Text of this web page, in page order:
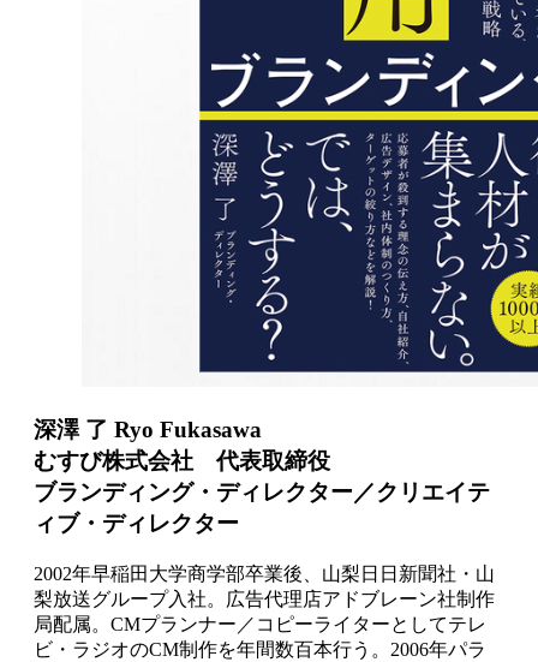
深澤 了 Ryo Fukasawa
むすび株式会社 代表取締役
ブランディング・ディレクター／クリエイテ
ィブ・ディレクター
2002年早稲田大学商学部卒業後、山梨日日新聞社・山
梨放送グループ入社。広告代理店アドブレーン社制作
局配属。CMプランナー／コピーライターとしてテレ
ビ・ラジオのCM制作を年間数百本行う。2006年パラ